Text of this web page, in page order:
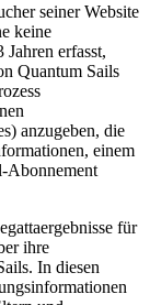
seiner Website
keine
erfasst,
Quantum Sails
anzugeben, die
einem
Abonnement
für
ihre
In diesen